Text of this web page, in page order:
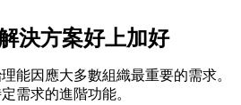
決方案好上加好
能因應大多數組織最重要的需求。
需求的進階功能。